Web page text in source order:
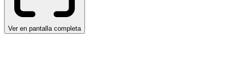
Ver en pantalla completa